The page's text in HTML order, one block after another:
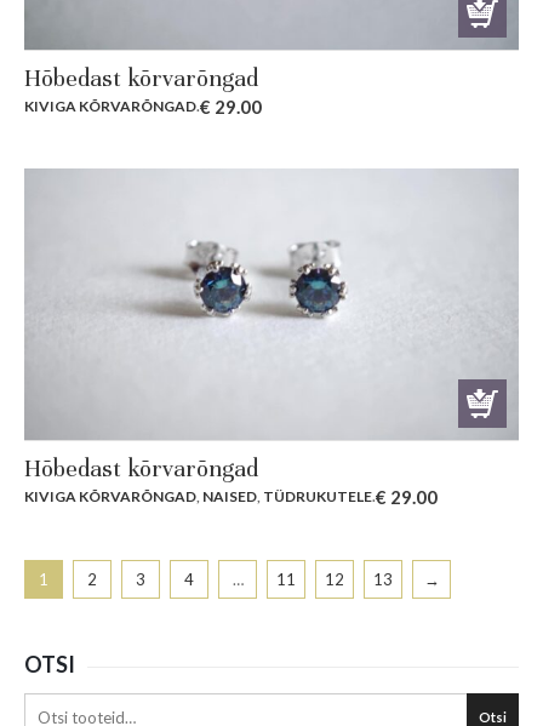
Hõbedast kõrvarõngad
KIVIGA KÕRVARÕNGAD.€ 29.00
Hõbedast kõrvarõngad
KIVIGA KÕRVARÕNGAD, NAISED, TÜDRUKUTELE.€ 29.00
1 2 3 4 … 11 12 13 →
OTSI
Otsi